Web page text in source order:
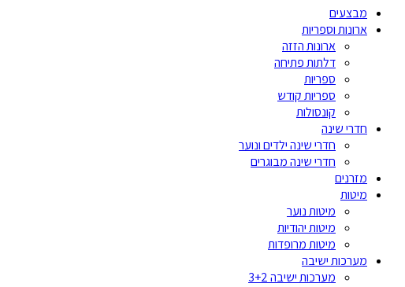
מבצעים
ארונות וספריות
ארונות הזזה
דלתות פתיחה
ספריות
ספריות קודש
קונסולות
חדרי שינה
חדרי שינה ילדים ונוער
חדרי שינה מבוגרים
מזרנים
מיטות
מיטות נוער
מיטות יהודיות
מיטות מרופדות
מערכות ישיבה
מערכות ישיבה 3+2